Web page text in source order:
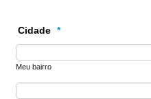
Cidade *
Meu bairro